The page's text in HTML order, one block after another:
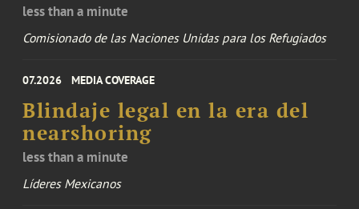
less than a minute
Comisionado de las Naciones Unidas para los Refugiados
07.2026 MEDIA COVERAGE
Blindaje legal en la era del
nearshoring
less than a minute
Líderes Mexicanos